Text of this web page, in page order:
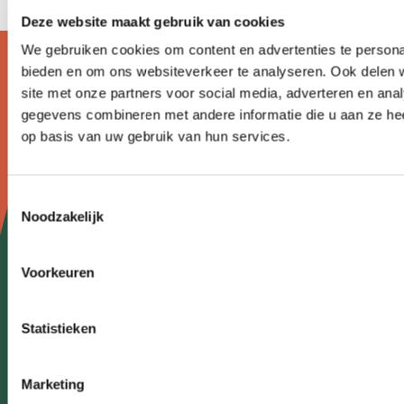
Deze website maakt gebruik van cookies
We gebruiken cookies om content en advertenties te
bieden en om ons websiteverkeer te analyseren. Ook
site met onze partners voor social media, adverteren en
gegevens combineren met andere informatie die u aan ze
op basis van uw gebruik van hun services.
Noodzakelijk
Voorkeuren
Statistieken
Marketing
Doormat
navigatie
Over wandelen
Nieuws
Kennisplein
Contact
Meldpunt